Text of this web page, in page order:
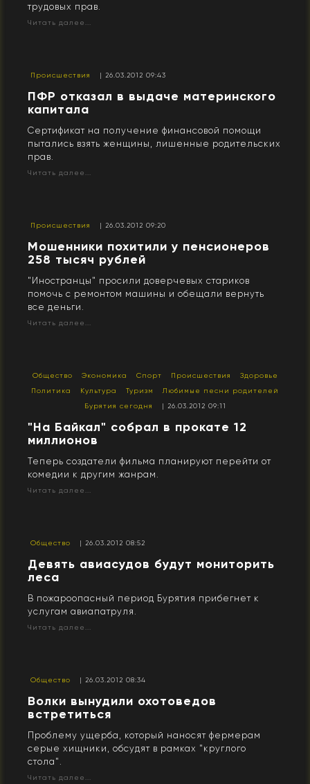
трудовых прав.
Читать далее...
Происшествия | 26.03.2012 09:43
ПФР отказал в выдаче материнского
капитала
Сертификат на получение финансовой помощи
пытались взять женщины, лишенные родительских
прав.
Читать далее...
Происшествия | 26.03.2012 09:20
Мошенники похитили у пенсионеров
258 тысяч рублей
"Иностранцы" просили доверчевых стариков
помочь с ремонтом машины и обещали вернуть
все деньги.
Читать далее...
Общество Экономика Спорт Происшествия
Здоровье
Политика
Культура Туризм
Любимые песни родителей
Бурятия сегодня
| 26.03.2012 09:11
"На Байкал" собрал в прокате 12
миллионов
Теперь создатели фильма планируют перейти от
комедии к другим жанрам.
Читать далее...
Общество | 26.03.2012 08:52
Девять авиасудов будут мониторить
леса
В пожароопасный период Бурятия прибегнет к
услугам авиапатруля.
Читать далее...
Общество | 26.03.2012 08:34
Волки вынудили охотоведов
встретиться
Проблему ущерба, который наносят фермерам
серые хищники, обсудят в рамках "круглого
стола".
Читать далее...